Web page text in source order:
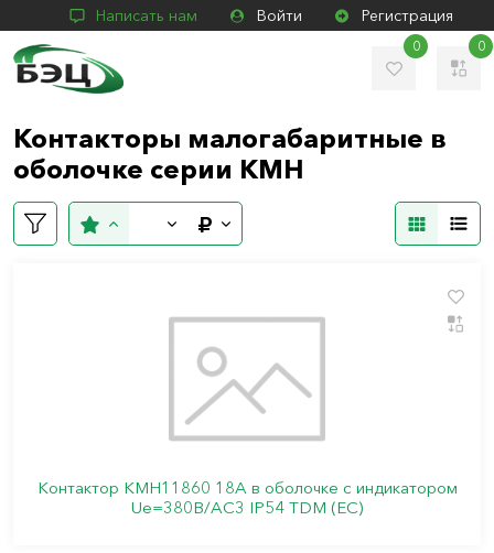
Написать нам Войти Регистрация
0 0
Контакторы малогабаритные в
оболочке серии КМН
Контактор КМН11860 18А в оболочке с индикатором
Ue=380В/АС3 IP54 TDM (ЕС)